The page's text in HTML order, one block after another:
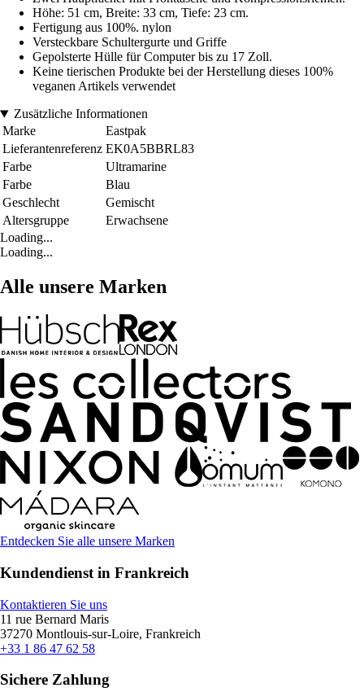
Höhe: 51 cm, Breite: 33 cm, Tiefe: 23 cm.
Fertigung aus 100%. nylon
Versteckbare Schultergurte und Griffe
Gepolsterte Hülle für Computer bis zu 17 Zoll.
Keine tierischen Produkte bei der Herstellung dieses 100%
veganen Artikels verwendet
Zusätzliche Informationen
Marke
Eastpak
Lieferantenreferenz EK0A5BBRL83
Farbe
Ultramarine
Farbe
Blau
Geschlecht
Gemischt
Altersgruppe
Erwachsene
Loading...
Loading...
Alle unsere Marken
Entdecken Sie alle unsere Marken
Kundendienst in Frankreich
Kontaktieren Sie uns
11 rue Bernard Maris
37270 Montlouis-sur-Loire, Frankreich
+33 1 86 47 62 58
Sichere Zahlung